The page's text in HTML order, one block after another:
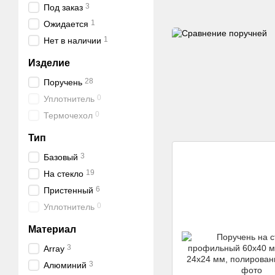
Под заказ 3
Ожидается 1
Нет в наличии 1
Изделие
Поручень 28
Уплотнитель 0
Термочехол 0
Тип
Базовый 3
На стекло 19
Пристенный 6
Уплотнитель 0
Материал
Array 3
Алюминий 3